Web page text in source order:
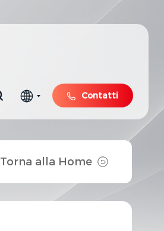
Contatti
Torna alla Home